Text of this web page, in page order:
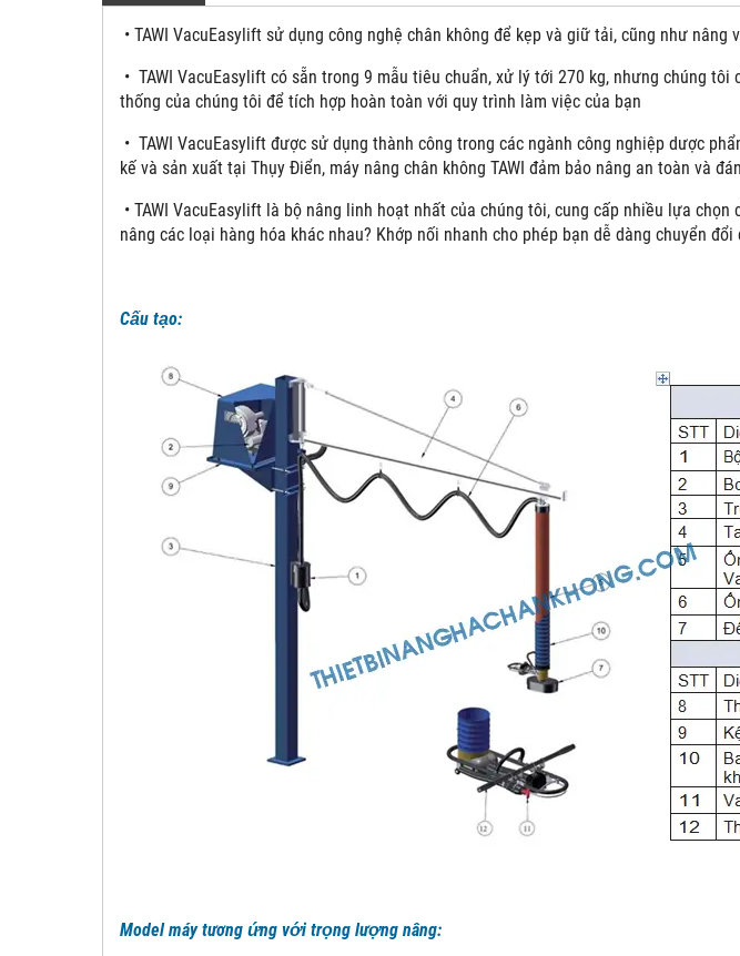
• TAWI VacuEasylift sử dụng công nghệ chân không để kẹp và giữ tải, cũng như
• TAWI VacuEasylift có sẵn trong 9 mẫu tiêu chuẩn, xử lý tới 270 kg, nhưng chúng
thống của chúng tôi để tích hợp hoàn toàn với quy trình làm việc của bạn
• TAWI VacuEasylift được sử dụng thành công trong các ngành công nghiệp dược
kế và sản xuất tại Thụy Điển, máy nâng chân không TAWI đảm bảo nâng an toàn và
• TAWI VacuEasylift là bộ nâng linh hoạt nhất của chúng tôi, cung cấp nhiều lựa
nâng các loại hàng hóa khác nhau? Khớp nối nhanh cho phép bạn dễ dàng chuyển
Cấu tạo:
Model máy tương ứng với trọng lượng nâng: